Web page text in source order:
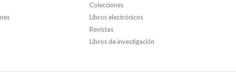
Colecciones
Libros electrónicos
Revistas
Libros de investigación